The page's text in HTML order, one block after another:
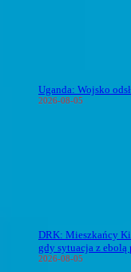
Uganda: Wojsko
2026-08-05
DRK: Mieszkańcy
gdy sytuacja z ebolą
2026-08-05